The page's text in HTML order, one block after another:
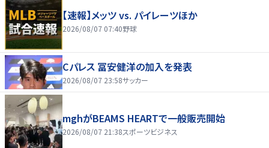
【速報】メッツ vs. パイレーツほか
2026/08/07 07:40野球
Cパレス 冨安健洋の加入を発表
2026/08/07 23:58サッカー
mghがBEAMS HEARTで一般販売開始
2026/08/07 21:38スポーツビジネス